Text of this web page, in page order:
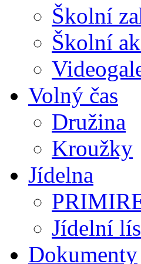
Školní
Školní
Volný čas
Družina
Kroužky
Jídelna
Jídelní
Dokumenty